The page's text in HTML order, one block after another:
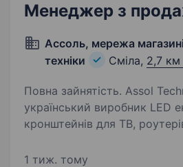
Менеджер з
Ассоль, мережа
техніки
Сміла, 2,7 км
Повна зайнятість. Assol Technology Group —
український виробник LED
кронштейнів для ТВ,
розвиваємо напрямок LED
1 тиж. тому